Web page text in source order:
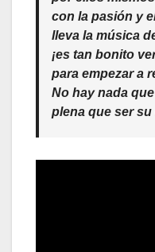
con la pasión y
lleva la música
¡es tan bonito
para empezar a
No hay nada
plena que ser su